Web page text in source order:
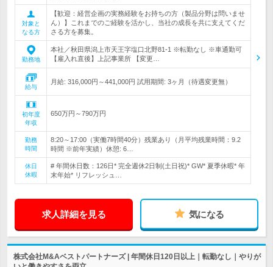
対象と
なる方
【歓迎：経営企画の実務経験をお持ちの方（製品分野は問いませ
ん）】これまでのご経験を活かし、当社の成長を共に支えてくだ
さる方を募集。
勤務地
本社／秋田県潟上市天王字塩口北野81-1 ※転勤なし ※車通勤可
【雇入れ直後】上記事業所 【変更…
給与
月給: 316,000円～441,000円 試用期間: 3ヶ月（待遇変更無）
初年度
年収
650万円～790万円
勤務
時間
8:20～17:00（実働7時間40分）残業あり（月平均残業時間：9.2
時間 ※前年実績）休憩: 6…
休日
休暇
# 年間休日数：126日* 完全週休2日制(土日祝)* GW* 夏季休暇* 年
末年始* リフレッシュ…
求人詳細を見る 気になる
株式会社M&Aベストパートナーズ | 年間休日120日以上｜転勤なし｜やりが